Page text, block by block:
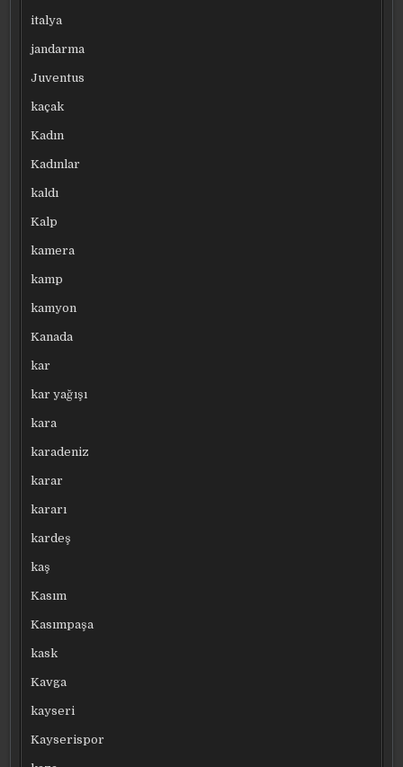
italya
jandarma
Juventus
kaçak
Kadın
Kadınlar
kaldı
Kalp
kamera
kamp
kamyon
Kanada
kar
kar yağışı
kara
karadeniz
karar
kararı
kardeş
kaş
Kasım
Kasımpaşa
kask
Kavga
kayseri
Kayserispor